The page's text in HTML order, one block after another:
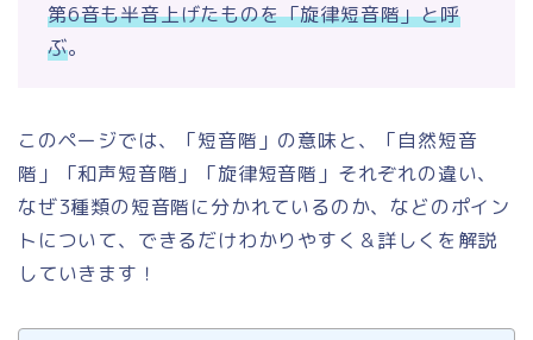
第6音も半音上げたものを「旋律短音階」と呼
ぶ。
このページでは、「短音階」の意味と、「自然短音
階」「和声短音階」「旋律短音階」それぞれの違い、
なぜ3種類の短音階に分かれているのか、などのポイン
トについて、できるだけわかりやすく＆詳しくを解説
していきます！